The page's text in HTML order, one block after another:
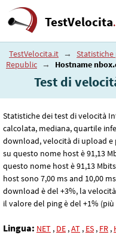
TestVelocita
TestVelocita.it →
Republic → Hostname
Test di
Statistiche dei test di velocità
calcolata, mediana, quartile
download, velocità di upload
su questo nome host è 91,13
questo nome host è 91,13
host sono 7,00 ms and 10,00
download è del +3%, la
il valore del ping è del +1%
Lingua: NET , DE ,AT , ES , FR ,